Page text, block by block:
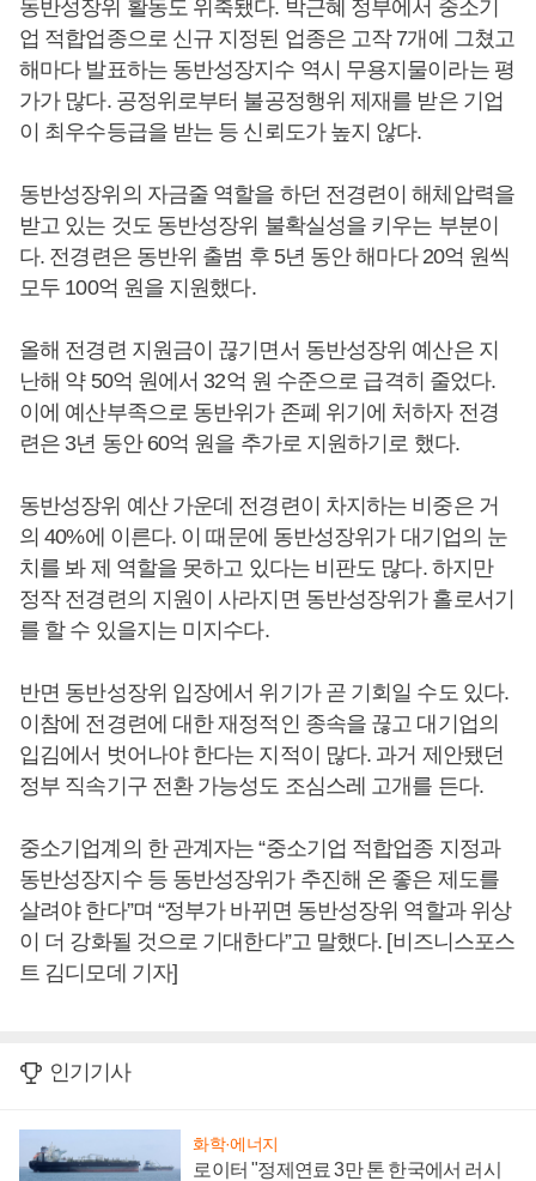
동반성장위 활동도 위축됐다. 박근혜 정부에서 중소기
업 적합업종으로 신규 지정된 업종은 고작 7개에 그쳤고
해마다 발표하는 동반성장지수 역시 무용지물이라는 평
가가 많다. 공정위로부터 불공정행위 제재를 받은 기업
이 최우수등급을 받는 등 신뢰도가 높지 않다.
동반성장위의 자금줄 역할을 하던 전경련이 해체압력을
받고 있는 것도 동반성장위 불확실성을 키우는 부분이
다. 전경련은 동반위 출범 후 5년 동안 해마다 20억 원씩
모두 100억 원을 지원했다.
올해 전경련 지원금이 끊기면서 동반성장위 예산은 지
난해 약 50억 원에서 32억 원 수준으로 급격히 줄었다.
이에 예산부족으로 동반위가 존폐 위기에 처하자 전경
련은 3년 동안 60억 원을 추가로 지원하기로 했다.
동반성장위 예산 가운데 전경련이 차지하는 비중은 거
의 40%에 이른다. 이 때문에 동반성장위가 대기업의 눈
치를 봐 제 역할을 못하고 있다는 비판도 많다. 하지만
정작 전경련의 지원이 사라지면 동반성장위가 홀로서기
를 할 수 있을지는 미지수다.
반면 동반성장위 입장에서 위기가 곧 기회일 수도 있다.
이참에 전경련에 대한 재정적인 종속을 끊고 대기업의
입김에서 벗어나야 한다는 지적이 많다. 과거 제안됐던
정부 직속기구 전환 가능성도 조심스레 고개를 든다.
중소기업계의 한 관계자는 “중소기업 적합업종 지정과
동반성장지수 등 동반성장위가 추진해 온 좋은 제도를
살려야 한다”며 “정부가 바뀌면 동반성장위 역할과 위상
이 더 강화될 것으로 기대한다”고 말했다. [비즈니스포스
트 김디모데 기자]
인기기사
화학·에너지
로이터 "정제연료 3만 톤 한국에서 러시